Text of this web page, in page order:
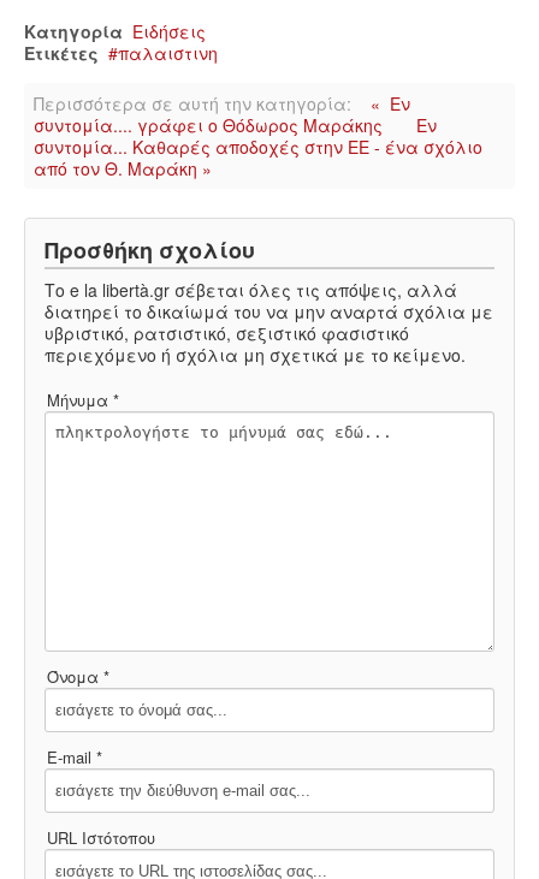
ΛΟΓΟΤΕΧΝΊΑ / ΤΈΧΝΗ
ΜΟΥΣΙΚΉ
ΚΙΝΗΜΑΤΟΓΡΆΦΟΣ
Κατηγορία Ειδήσεις
Ετικέτες
παλαιστινη
Περισσότερα σε αυτή την κατηγορία:
« Εν
συντομία.... γράφει ο Θόδωρος Μαράκης
Εν
συντομία... Καθαρές αποδοχές στην ΕΕ - ένα σχόλιο
από τον Θ. Μαράκη »
Προσθήκη σχολίου
Το e la libertà.gr σέβεται όλες τις απόψεις, αλλά
διατηρεί το δικαίωμά του να μην αναρτά σχόλια με
υβριστικό, ρατσιστικό, σεξιστικό φασιστικό
περιεχόμενο ή σχόλια μη σχετικά με το κείμενο.
Μήνυμα *
Όνομα *
E-mail *
URL Ιστότοπου